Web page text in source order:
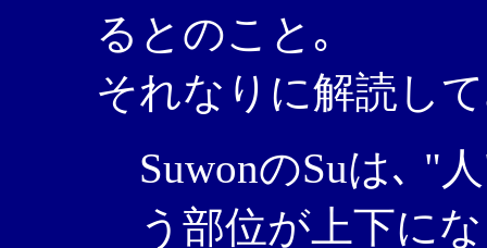
るとのこと｡
それなりに解読し
SuwonのSuは､ "
う部位が上下に